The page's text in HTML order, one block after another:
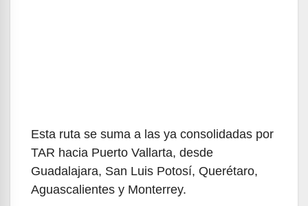
Esta ruta se suma a las ya consolidadas por
TAR hacia Puerto Vallarta, desde
Guadalajara, San Luis Potosí, Querétaro,
Aguascalientes y Monterrey.